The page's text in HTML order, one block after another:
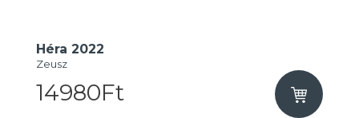
Héra 2022
Zeusz
14980Ft